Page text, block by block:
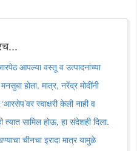
आपल्या वस्तू व उत्पादनांच्या
होता. मात्र, नरेंद्र मोदींनी
स्वाक्षरी केली नाही व
सामिल होऊ, हा संदेशही दिला.
चीनचा इरादा मात्र यामुळे